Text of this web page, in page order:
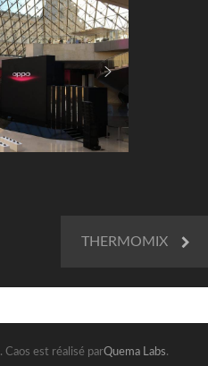
THERMOMIX
. Caos est réalisé parQuema Labs.